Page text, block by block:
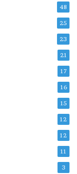
48
25
23
21
17
16
15
12
12
11
3